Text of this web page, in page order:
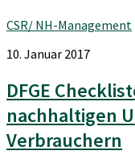
CSR/ NH-Management
10. Januar 2017
DFGE
nachhaltigen
Verbrauchern